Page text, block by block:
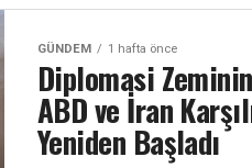
GÜNDEM 1 hafta önce
Diplomasi
ABD ve İran
Yeniden Başladı